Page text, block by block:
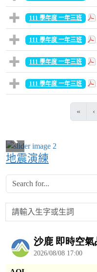
111 學年度 一年三班
111 學年度 一年三班
111 學年度 一年三班
111 學年度 一年三班
« ‹
地震演練
請輸入生字或生詞